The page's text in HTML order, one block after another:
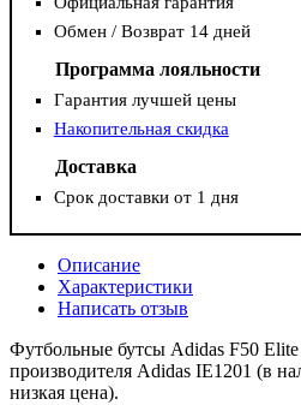
Обмен / Возврат 14 дней
Программа лояльности
Гарантия лучшей цены
Накопительная скидка
Доставка
Срок доставки от 1 дня
Описание
Характеристики
Написать отзыв
Футбольные бутсы Adidas F50
производителя Adidas IE1201 (в
низкая цена).